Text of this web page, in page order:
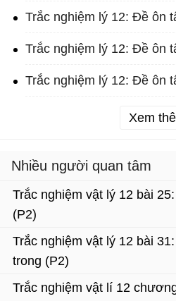
Trắc nghiệm lý 12: Đề ôn
Trắc nghiệm lý 12: Đề ôn
Trắc nghiệm lý 12: Đề ôn
Xem
Nhiều người quan tâm
Trắc nghiệm vật lý 12 bài
(P2)
Trắc nghiệm vật lý 12 bài
trong (P2)
Trắc nghiệm vật lí 12